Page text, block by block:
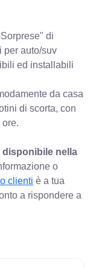
di
per auto/suv
ed installabili
da casa
di scorta, con
nella
o
clienti è a tua
a rispondere a